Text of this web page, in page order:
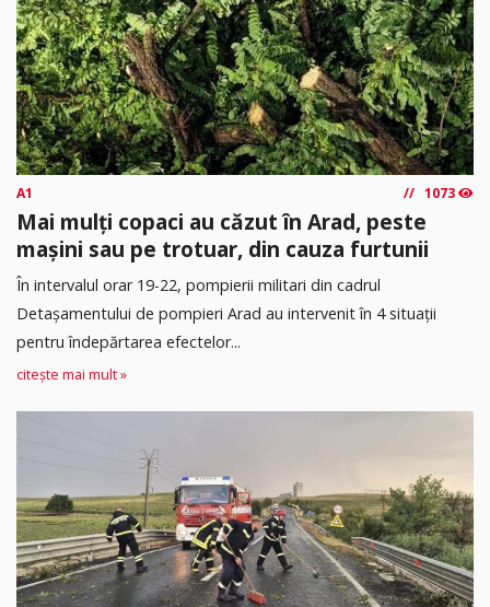
A1 1073
Mai mulți copaci au căzut în Arad, peste
mașini sau pe trotuar, din cauza furtunii
În intervalul orar 19-22, pompierii militari din cadrul
Detașamentului de pompieri Arad au intervenit în 4 situații
pentru îndepărtarea efectelor...
citește mai mult »